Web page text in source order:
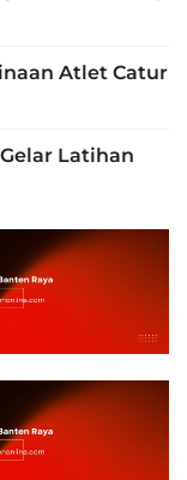
Atlet Catur
Latihan